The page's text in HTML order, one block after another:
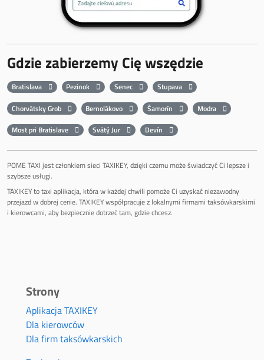
Gdzie zabierzemy Cię wszędzie
Bratislava Pezinok Senec
Stupava
Chorvátsky Grob
Bernolákovo Šamorín
Modra
Most pri Bratislave
Svätý Jur Devín
POME TAXI jest członkiem sieci TAXIKEY, dzięki czemu może świadczyć Ci lepsze i
szybsze usługi.
TAXIKEY to taxi aplikacja, która w każdej chwili pomoże Ci uzyskać niezawodny
przejazd w dobrej cenie. TAXIKEY współpracuje z lokalnymi firmami taksówkarskimi
i kierowcami, aby bezpiecznie dotrzeć tam, gdzie chcesz.
Strony
Aplikacja TAXIKEY
Dla kierowców
Dla firm taksówkarskich